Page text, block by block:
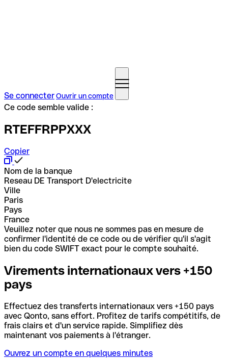
Se connecterOuvrir un compte
Ce code semble valide :
RTEFFRPPXXX
Copier
Nom de la banque
Reseau DE Transport D'electricite
Ville
Paris
Pays
France
Veuillez noter que nous ne sommes pas en mesure de
confirmer l'identité de ce code ou de vérifier qu'il s'agit
bien du code SWIFT exact pour le compte souhaité.
Virements internationaux vers +150
pays
Effectuez des transferts internationaux vers +150 pays
avec Qonto, sans effort. Profitez de tarifs compétitifs, de
frais clairs et d'un service rapide. Simplifiez dès
maintenant vos paiements à l'étranger.
Ouvrez un compte en quelques minutes